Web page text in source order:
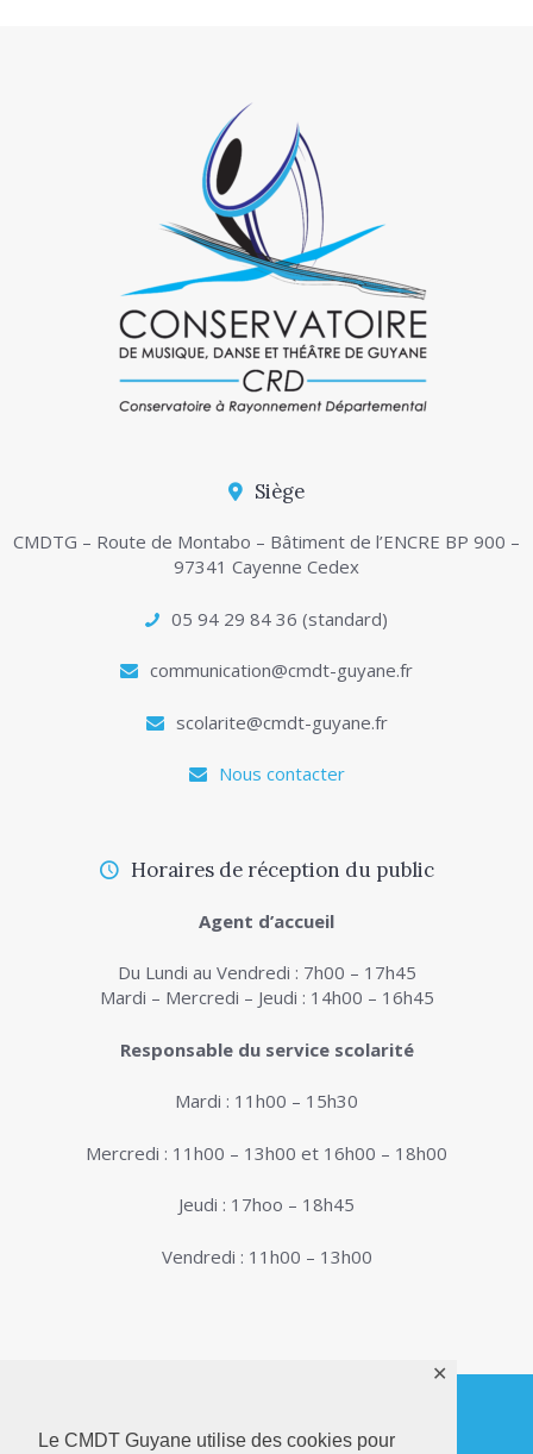
Le CMDT Guyane utilise des cookies pour
✕
Siège
CMDTG – Route de Montabo – Bâtiment de l’ENCRE BP 900 –
97341 Cayenne Cedex
05 94 29 84 36 (standard)
communication@cmdt-guyane.fr
scolarite@cmdt-guyane.fr
Nous contacter
Horaires de réception du public
Agent d’accueil
Du Lundi au Vendredi : 7h00 – 17h45
Mardi – Mercredi – Jeudi : 14h00 – 16h45
Responsable du service scolarité
Mardi : 11h00 – 15h30
Mercredi : 11h00 – 13h00 et 16h00 – 18h00
Jeudi : 17hoo – 18h45
Vendredi : 11h00 – 13h00